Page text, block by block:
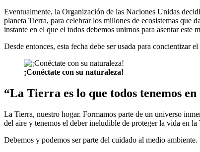
Eventualmente, la Organización de las Naciones Unidas
planeta Tierra, para celebrar los millones de ecosistemas que
instante en el que el todos debemos unirnos para asentar este
Desde entonces, esta fecha debe ser usada para concientizar
¡Conéctate con su naturaleza!
“La Tierra es lo que todos tenemos
La Tierra, nuestro hogar. Formamos parte de un universo
del aire y tenemos el deber ineludible de proteger la vida en la
Debemos y podemos ser parte del cuidado al medio